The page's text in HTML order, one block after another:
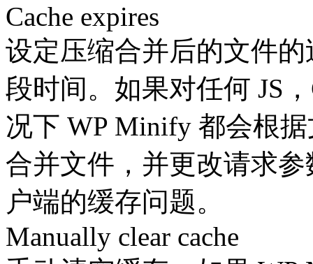
Cache expires
设定压缩合并后的文件
段时间。如果对任何 JS
况下 WP Minify 都会根
合并文件，并更改请求
户端的缓存问题。
Manually clear cache